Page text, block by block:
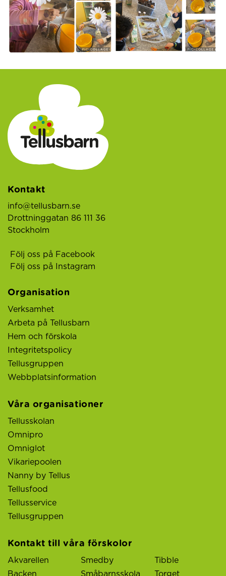
Kontakt
info@tellusbarn.se
Drottninggatan 86 111 36
Stockholm
Följ oss på Facebook
Följ oss på Instagram
Organisation
Verksamhet
Arbeta på Tellusbarn
Hem och förskola
Integritetspolicy
Tellusgruppen
Webbplatsinformation
Våra organisationer
Tellusskolan
Omnipro
Omniglot
Vikariepoolen
Nanny by Tellus
Tellusfood
Tellusservice
Tellusgruppen
Kontakt till våra förskolor
Akvarellen
Backen
Smedby
Småbarnsskola
Tibble
Torget